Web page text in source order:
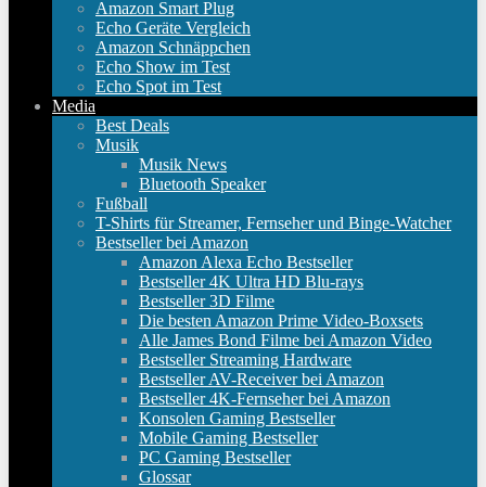
Amazon Smart Plug
Echo Geräte Vergleich
Amazon Schnäppchen
Echo Show im Test
Echo Spot im Test
Media
Best Deals
Musik
Musik News
Bluetooth Speaker
Fußball
T-Shirts für Streamer, Fernseher und Binge-Watcher
Bestseller bei Amazon
Amazon Alexa Echo Bestseller
Bestseller 4K Ultra HD Blu-rays
Bestseller 3D Filme
Die besten Amazon Prime Video-Boxsets
Alle James Bond Filme bei Amazon Video
Bestseller Streaming Hardware
Bestseller AV-Receiver bei Amazon
Bestseller 4K-Fernseher bei Amazon
Konsolen Gaming Bestseller
Mobile Gaming Bestseller
PC Gaming Bestseller
Glossar